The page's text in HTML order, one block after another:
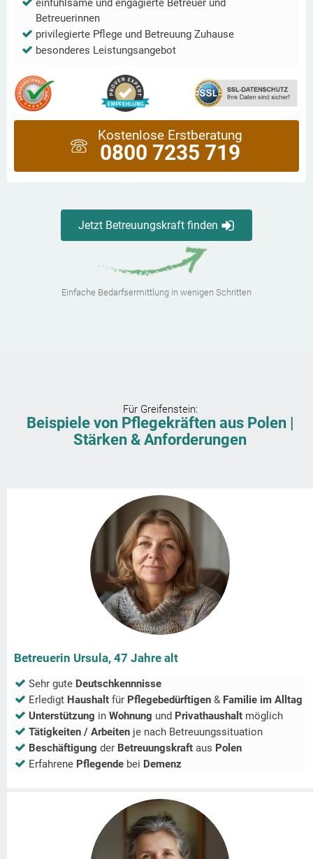
einfühlsame und engagierte Betreuer und
Betreuerinnen
privilegierte Pflege und Betreuung Zuhause
besonderes Leistungsangebot
Kostenlose Erstberatung
0800 7235 719
Jetzt Betreuungskraft finden
Einfache Bedarfsermittlung in wenigen Schritten
Für Greifenstein:
Beispiele von Pflegekräften aus Polen |
Stärken & Anforderungen
Betreuerin Ursula, 47 Jahre alt
Sehr gute Deutschkennnisse
Erledigt Haushalt für Pflegebedürftigen & Familie im Alltag
Unterstützung in Wohnung und Privathaushalt möglich
Tätigkeiten / Arbeiten je nach Betreuungssituation
Beschäftigung der Betreuungskraft aus Polen
Erfahrene Pflegende bei Demenz